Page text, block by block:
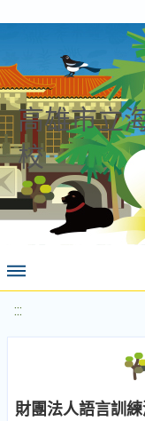
高雄市立
校
:::
財團法人語言訓